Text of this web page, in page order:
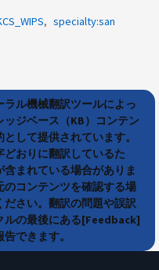
specialty:san
ラル機械翻訳ツールによっ
ジベース（KB）コンテン
して提供されています。
おりに翻訳しているた
まれている場合がありま
コンテンツを確認する場
さい。翻訳の問題や誤訳
ルの最後にある[Feedback]
できます。